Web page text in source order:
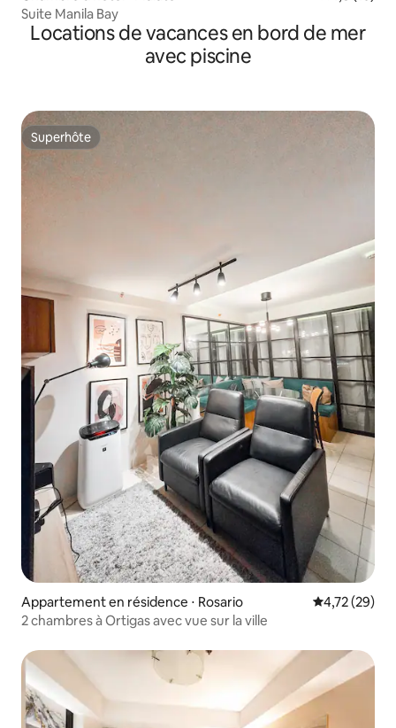
Suite Manila Bay
Locations de vacances en bord de mer
avec piscine
Superhôte
Superhôte
Appartement en résidence ⋅ Rosario Évaluation
4,72 (29)
2 chambres à Ortigas avec vue sur la ville